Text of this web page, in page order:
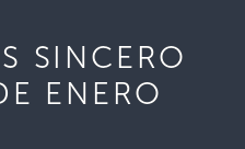
SINCERO
ENERO